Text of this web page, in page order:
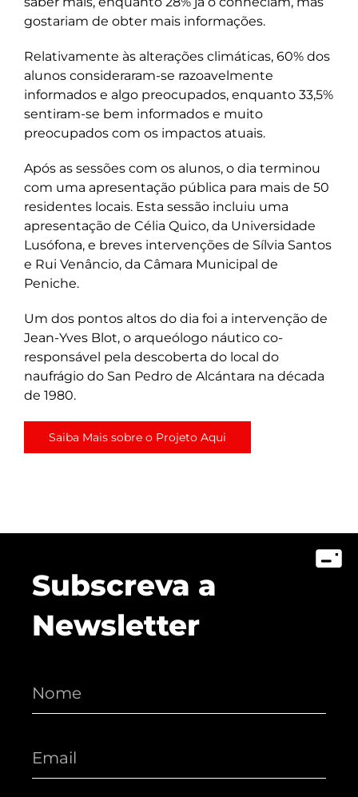
gostariam de obter mais informações.
Relativamente às alterações climáticas, 60% dos
alunos consideraram-se razoavelmente
informados e algo preocupados, enquanto 33,5%
sentiram-se bem informados e muito
preocupados com os impactos atuais.
Após as sessões com os alunos, o dia terminou
com uma apresentação pública para mais de 50
residentes locais. Esta sessão incluiu uma
apresentação de Célia Quico, da Universidade
Lusófona, e breves intervenções de Sílvia Santos
e Rui Venâncio, da Câmara Municipal de
Peniche.
Um dos pontos altos do dia foi a intervenção de
Jean-Yves Blot, o arqueólogo náutico co-
responsável pela descoberta do local do
naufrágio do San Pedro de Alcántara na década
de 1980.
Saiba Mais sobre o Projeto Aqui
Subscreva a
Newsletter